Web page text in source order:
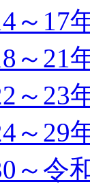
～
～
～
～
～